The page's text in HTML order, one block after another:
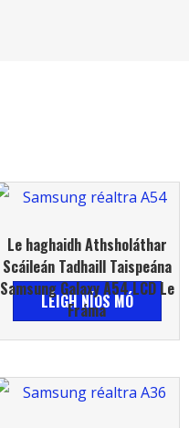
Le haghaidh Athsholáthar
Scáileán Tadhaill Taispeána
Samsung Galaxy A54 LCD Le
Fráma
LÉIGH NÍOS MÓ